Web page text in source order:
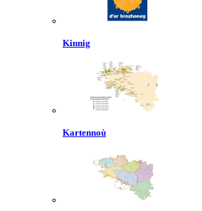
Kinnig
Kartennoù